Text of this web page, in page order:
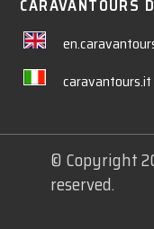
CARAVANTOURS
caravantours.it
© Copyright
reserved.